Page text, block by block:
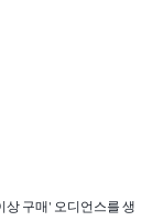
상 구매' 오디언스를 생